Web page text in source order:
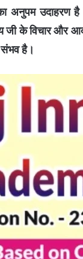
अनुपम उदाहरण
जी के विचार
संभव है।